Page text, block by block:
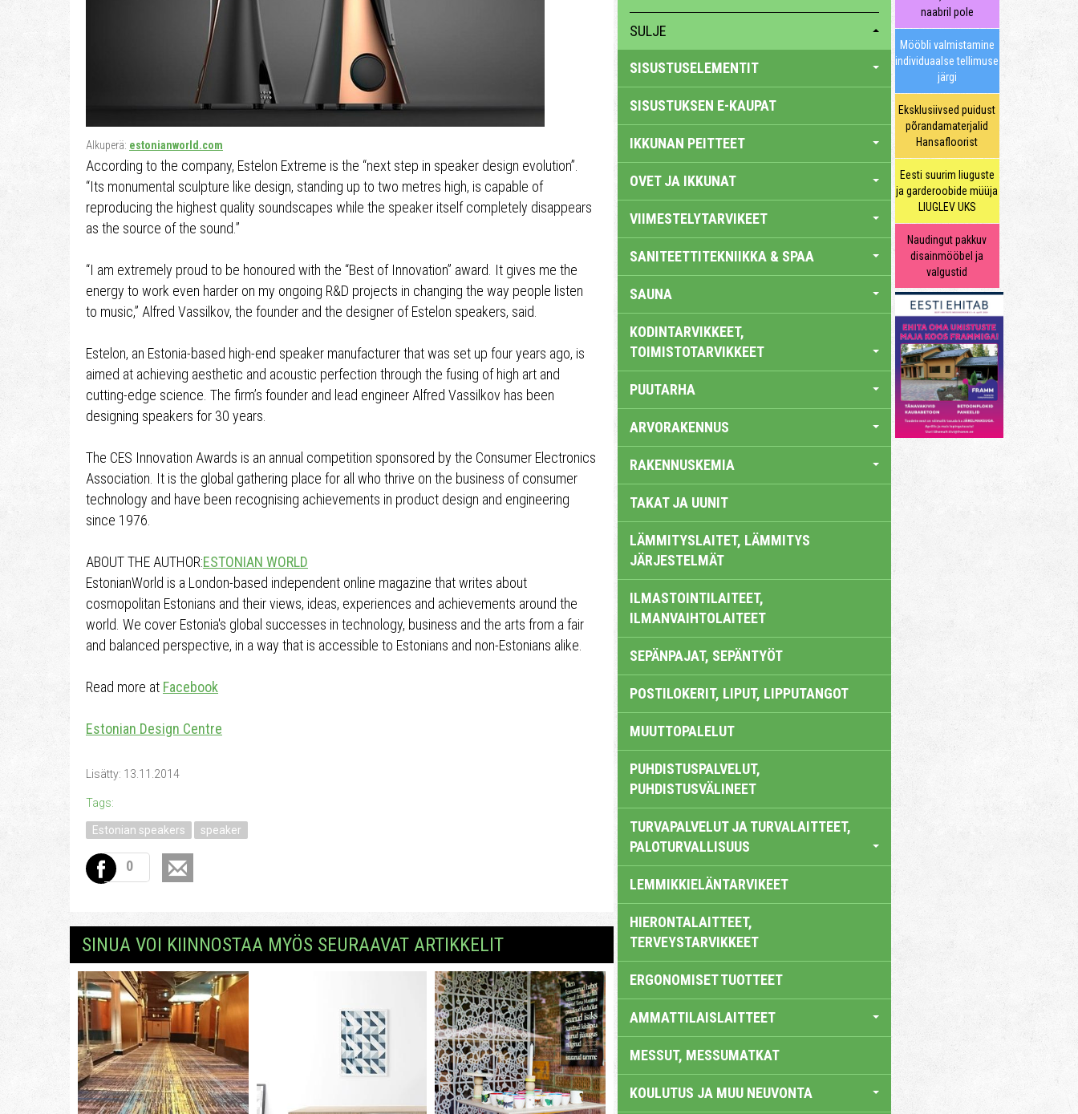
Alkuperä: estonianworld.com
According to the company, Estelon Extreme is the “next step in speaker design evolution”.
“Its monumental sculpture like design, standing up to two metres high, is capable of
reproducing the highest quality soundscapes while the speaker itself completely disappears
as the source of the sound.”
“I am extremely proud to be honoured with the “Best of Innovation” award. It gives me the
energy to work even harder on my ongoing R&D projects in changing the way people listen
to music,” Alfred Vassilkov, the founder and the designer of Estelon speakers, said.
Estelon, an Estonia-based high-end speaker manufacturer that was set up four years ago, is
aimed at achieving aesthetic and acoustic perfection through the fusing of high art and
cutting-edge science. The firm’s founder and lead engineer Alfred Vassilkov has been
designing speakers for 30 years.
The CES Innovation Awards is an annual competition sponsored by the Consumer Electronics
Association. It is the global gathering place for all who thrive on the business of consumer
technology and have been recognising achievements in product design and engineering
since 1976.
ABOUT THE AUTHOR:ESTONIAN WORLD
EstonianWorld is a London-based independent online magazine that writes about
cosmopolitan Estonians and their views, ideas, experiences and achievements around the
world. We cover Estonia's global successes in technology, business and the arts from a fair
and balanced perspective, in a way that is accessible to Estonians and non-Estonians alike.
Read more at Facebook
Estonian Design Centre
Lisätty: 13.11.2014
Tags:
Estonian speakers speaker
0
SINUA VOI KIINNOSTAA MYÖS SEURAAVAT ARTIKKELIT
SULJE
SISUSTUSELEMENTIT
SISUSTUKSEN E-KAUPAT
IKKUNAN PEITTEET
OVET JA IKKUNAT
VIIMESTELYTARVIKEET
SANITEETTITEKNIIKKA & SPAA
SAUNA
KODINTARVIKKEET,
TOIMISTOTARVIKKEET
PUUTARHA
ARVORAKENNUS
RAKENNUSKEMIA
TAKAT JA UUNIT
LÄMMITYSLAITET, LÄMMITYS
JÄRJESTELMÄT
ILMASTOINTILAITEET,
ILMANVAIHTOLAITEET
SEPÄNPAJAT, SEPÄNTYÖT
POSTILOKERIT, LIPUT, LIPPUTANGOT
MUUTTOPALELUT
PUHDISTUSPALVELUT,
PUHDISTUSVÄLINEET
TURVAPALVELUT JA TURVALAITTEET,
PALOTURVALLISUUS
LEMMIKKIELÄNTARVIKEET
HIERONTALAITTEET,
TERVEYSTARVIKKEET
ERGONOMISET TUOTTEET
AMMATTILAISLAITTEET
MESSUT, MESSUMATKAT
KOULUTUS JA MUU NEUVONTA
naabril pole
Mööbli valmistamine
individuaalse tellimuse
järgi
Eksklusiivsed puidust
põrandamaterjalid
Hansafloorist
Eesti suurim liuguste
ja garderoobide müüja
LIUGLEV UKS
Naudingut pakkuv
disainmööbel ja
valgustid